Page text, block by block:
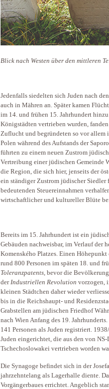
Blick nach Westen über den mittleren
Jedenfalls siedelten sich Juden nach
auch in Mähren an. Später kamen
im 14. und frühen 15. Jahrhundert
Königstädten vertrieben wurden,
Zuflucht und begründeten so vor allem
Polen während des Aufstands der
führten zu einem neuen Zustrom
Vertreibung einer jüdischen Gemeinde
die Region, die sich hier, jenseits der
ein ständiger Zustrom jüdischer
bedeutenden Steuereinnahmen
wirtschaftlicher und kultureller Blüte
Bereits im 15. Jahrhundert ist ein
Gebäuden nachweisbar, im Verlauf der
Komenského Platzes. Einen
rund 800 Personen im späten 18. und
Toleranzpatents, bevor die
derIndustriellen Revolution vorzogen,
kleinen Städtchen daher wieder
bis in die Reichshaupt- und
Grabstellen am jüdischen Friedhof
nach Wien Anfang des 19.
141 Personen als Juden registriert.
Juden eingerichtet, die aus den von
Tschechoslowakei vertrieben worden
Die Synagoge befindet sich in der
jahrzehntelang als Lagerhalle diente.
Vorgängerbaues errichtet. Angeblich